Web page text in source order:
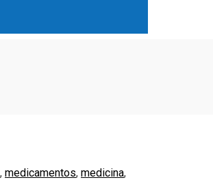
, medicamentos, medicina,